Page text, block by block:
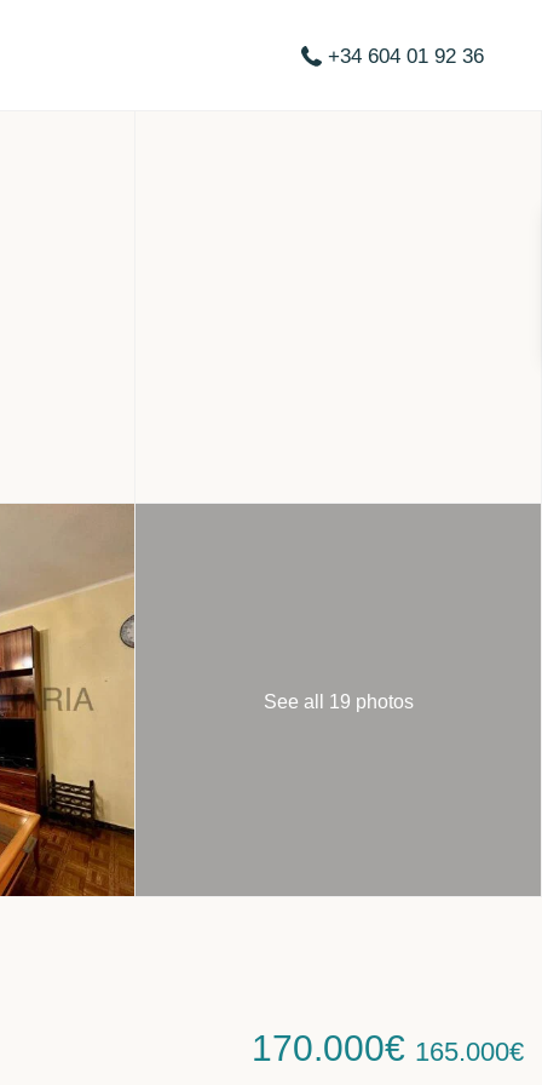
+34 604 01 92 36
See all 19 photos
170.000€ 165.000€